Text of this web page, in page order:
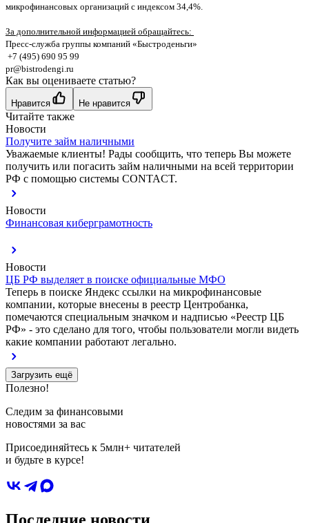
микрофинансовых организаций с индексом 34,4%.
За дополнительной информацией обращайтесь:
Пресс-служба группы компаний «Быстроденьги»
+7 (495) 690 95 99
pr@bistrodengi.ru
Как вы оцениваете статью?
Нравится Не нравится
Читайте также
Новости
Получите займ наличными
Уважаемые клиенты! Рады сообщить, что теперь Вы можете
получить или погасить займ наличными на всей территории
РФ с помощью системы CONTACT.
Новости
Финансовая киберграмотность
Новости
ЦБ РФ выделяет в поиске официальные МФО
Теперь в поиске Яндекс ссылки на микрофинансовые
компании, которые внесены в реестр Центробанка,
помечаются специальным значком и надписью «Реестр ЦБ
РФ» - это сделано для того, чтобы пользователи могли видеть
какие компании работают легально.
Загрузить ещё
Полезно!
Следим за финансовыми
новостями за вас
Присоединяйтесь к 5млн+ читателей
и будьте в курсе!
Последние новости